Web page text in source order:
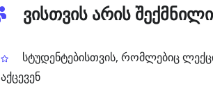
ვისთვის არის
სტუდენტებისთვის, რომლებიც
აქცევენ